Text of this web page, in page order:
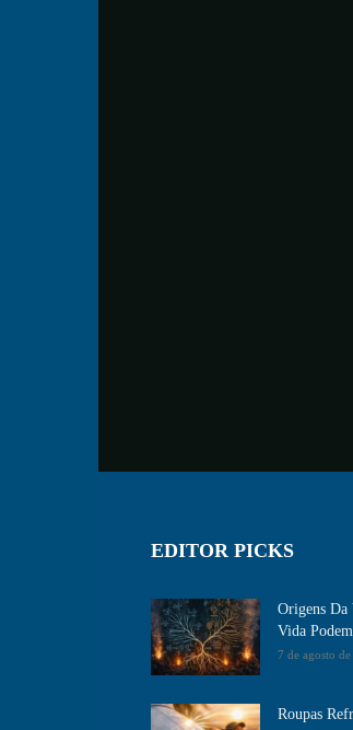
EDITOR PICKS
Origens Da
Vida
7 de agosto
Roupas